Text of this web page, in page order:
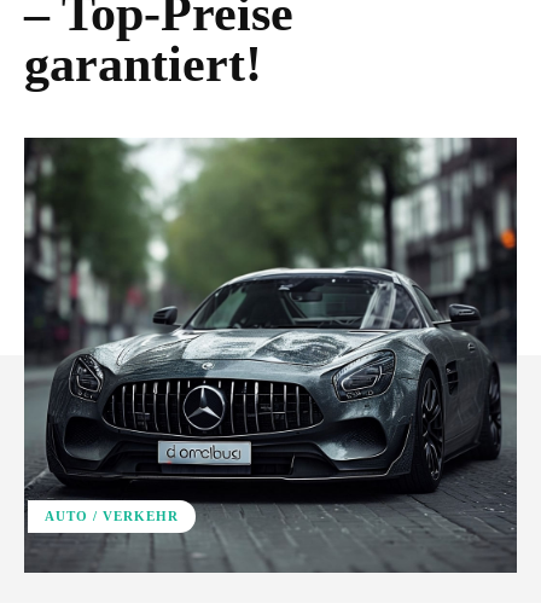
– Top-Preise
garantiert!
AUTO / VERKEHR